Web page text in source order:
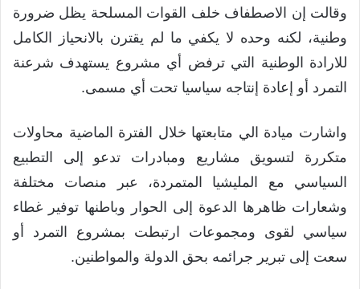
وقالت إن الاصطفاف خلف القوات المسلحة يظل ضرورة
وطنية، لكنه وحده لا يكفي ما لم يقترن بالانحياز الكامل
للارادة الوطنية التي ترفض أي مشروع يستهدف شرعنة
التمرد أو إعادة إنتاجه سياسيا تحت أي مسمى.
واشارت ميادة الي متابعتها خلال الفترة الماضية محاولات
متكررة لتسويق مشاريع ومبادرات تدعو إلى التطبيع
السياسي مع المليشيا المتمردة، عبر منصات مختلفة
وشعارات ظاهرها الدعوة إلى الحوار وباطنها توفير غطاء
سياسي لقوى ومجموعات ارتبطت بمشروع التمرد أو
سعت إلى تبرير جرائمه بحق الدولة والمواطنين.